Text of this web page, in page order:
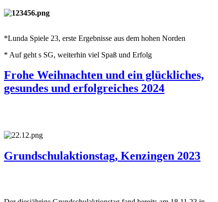
*Lunda Spiele 23, erste Ergebnisse aus dem hohen Norden
* Auf geht s SG, weiterhin viel Spaß und Erfolg
Frohe Weihnachten und ein glückliches,
gesundes und erfolgreiches 2024
Grundschulaktionstag, Kenzingen 2023